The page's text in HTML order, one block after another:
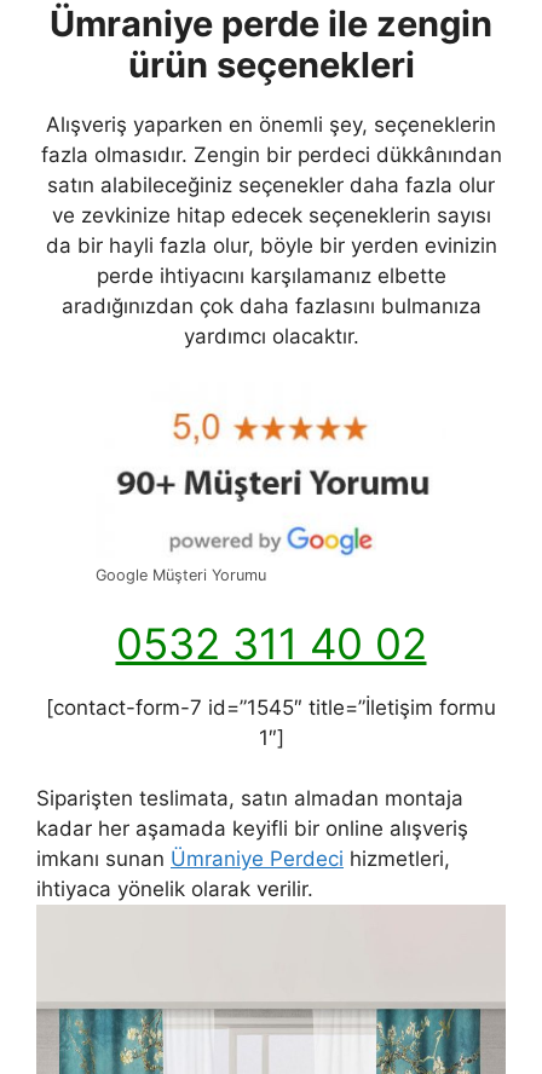
Ümraniye perde ile zengin
ürün seçenekleri
Alışveriş yaparken en önemli şey, seçeneklerin
fazla olmasıdır. Zengin bir perdeci dükkânından
satın alabileceğiniz seçenekler daha fazla olur
ve zevkinize hitap edecek seçeneklerin sayısı
da bir hayli fazla olur, böyle bir yerden evinizin
perde ihtiyacını karşılamanız elbette
aradığınızdan çok daha fazlasını bulmanıza
yardımcı olacaktır.
Google Müşteri Yorumu
0532 311 40 02
[contact-form-7 id=”1545″ title=”İletişim formu
1″]
Siparişten teslimata, satın almadan montaja
kadar her aşamada keyifli bir online alışveriş
imkanı sunan Ümraniye Perdeci hizmetleri,
ihtiyaca yönelik olarak verilir.